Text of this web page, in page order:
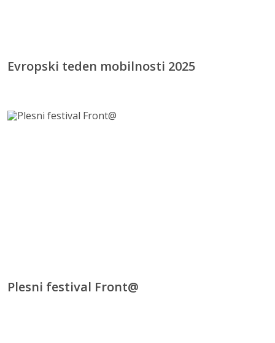
Evropski teden mobilnosti 2025
Plesni festival Front@